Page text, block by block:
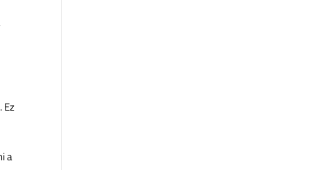
Ez
a